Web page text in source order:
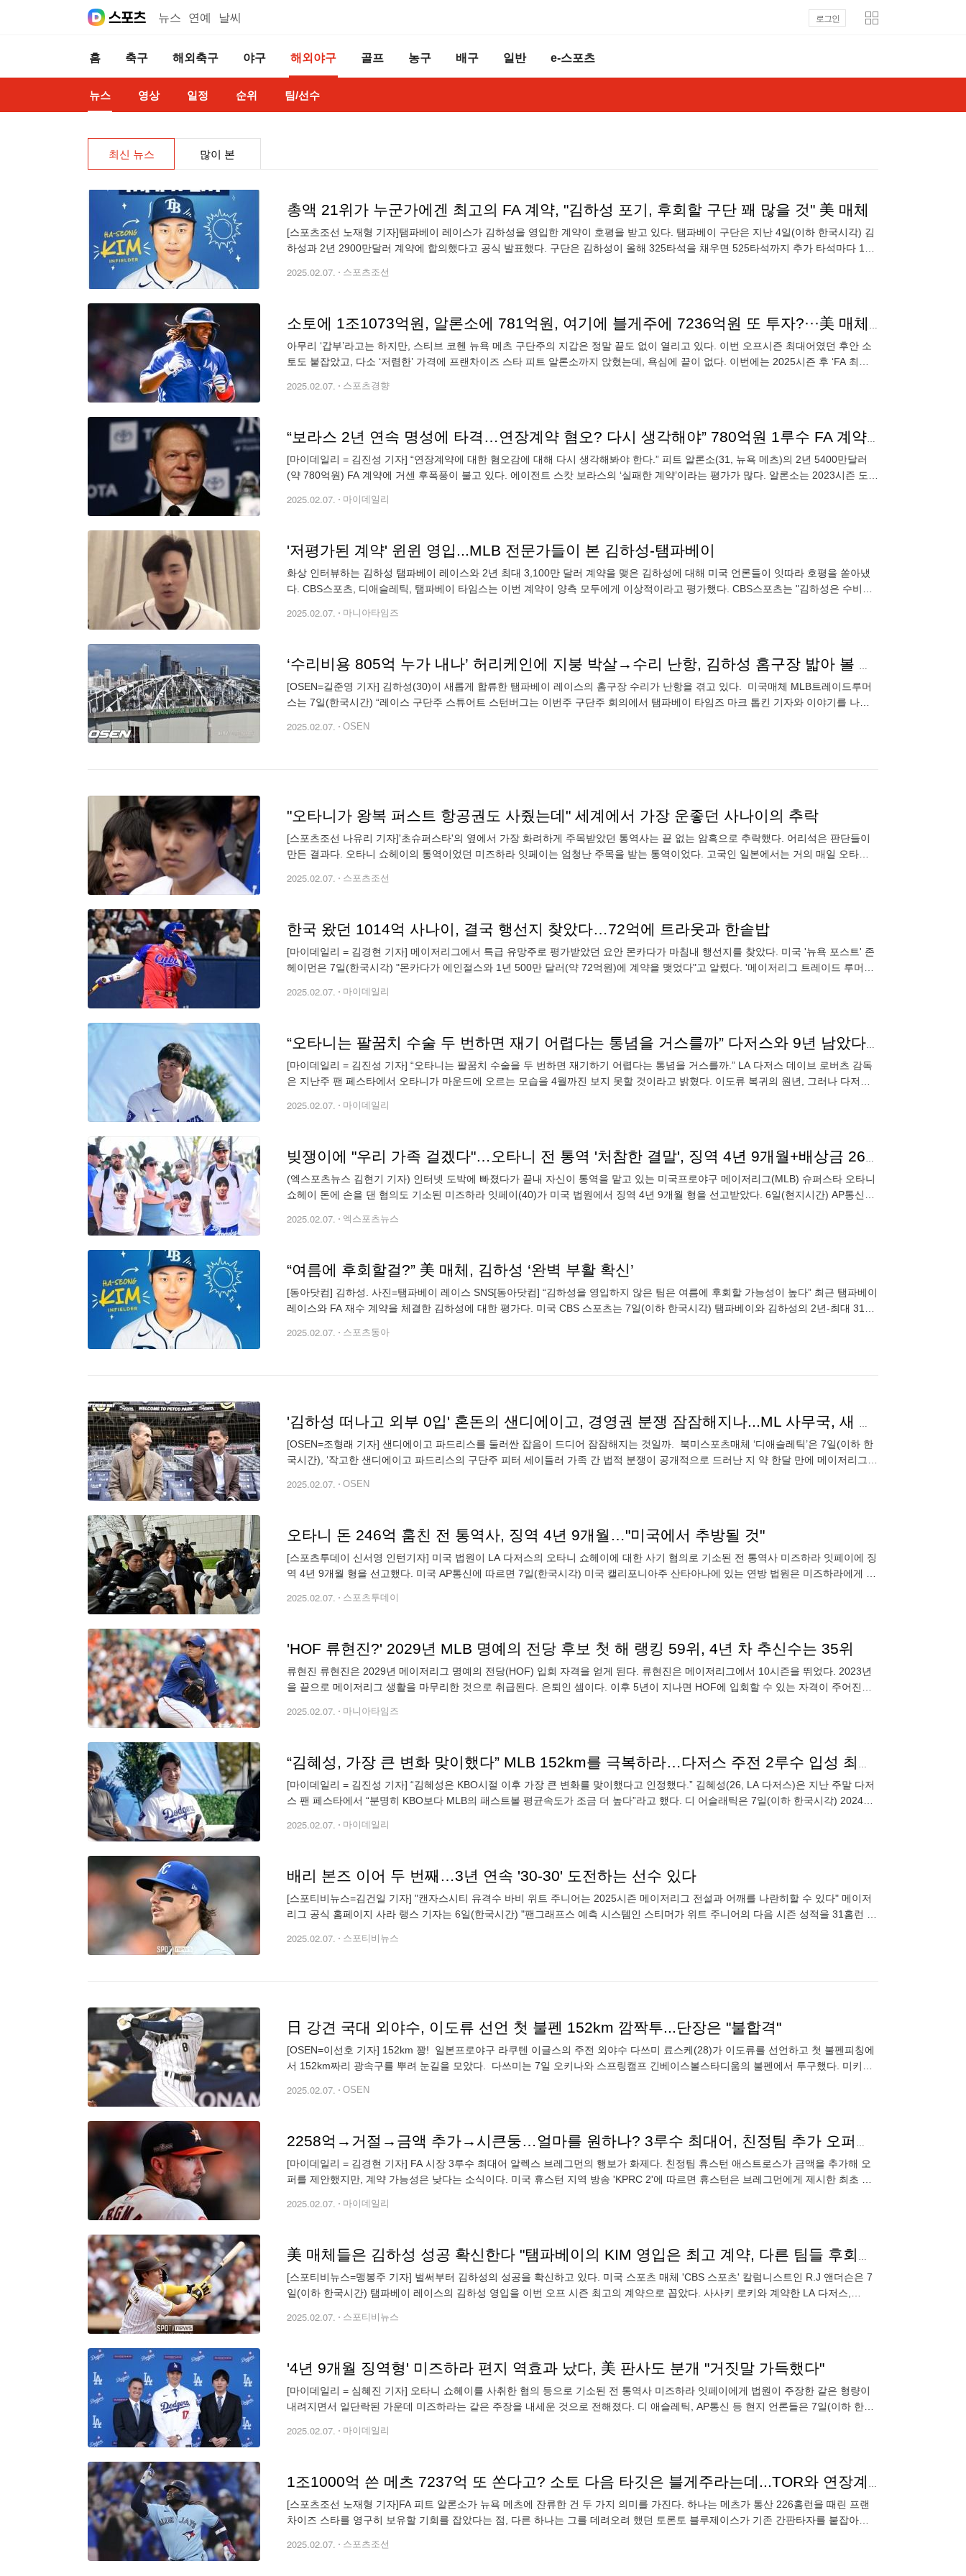
뉴스 연예 날씨 로그인
홈 축구 해외축구 야구 해외야구 골프 농구 배구 일반 e-스포츠
뉴스 영상 일정 순위 팀/선수
최신 뉴스 많이 본
총액 21위가 누군가에겐 최고의 FA 계약, "김하성 포기, 후회할 구단 꽤 많을 것" 美 매체
[스포츠조선 노재형 기자]탬파베이 레이스가 김하성을 영입한 계약이 호평을 받고 있다. 탬파베이 구단은 지난 4일(이하 한국시각) 김
하성과 2년 2900만달러 계약에 합의했다고 공식 발표했다. 구단은 김하성이 올해 325타석을 채우면 525타석까지 추가 타석마다 1만
2025.02.07. 스포츠조선
소토에 1조1073억원, 알론소에 781억원, 여기에 블게주에 7236억원 또 투자?···美 매체 “알론소 계약한 메츠, 블게주 관심 끌 것”
아무리 ‘갑부’라고는 하지만, 스티브 코헨 뉴욕 메츠 구단주의 지갑은 정말 끝도 없이 열리고 있다. 이번 오프시즌 최대어였던 후안 소
토도 붙잡았고, 다소 ‘저렴한’ 가격에 프랜차이즈 스타 피트 알론소까지 앉혔는데, 욕심에 끝이 없다. 이번에는 2025시즌 후 ‘FA 최대
2025.02.07. 스포츠경향
“보라스 2년 연속 명성에 타격…연장계약 혐오? 다시 생각해야” 780억원 1루수 FA 계약 ‘거센 후폭풍’
[마이데일리 = 김진성 기자] “연장계약에 대한 혐오감에 대해 다시 생각해봐야 한다.” 피트 알론소(31, 뉴욕 메츠)의 2년 5400만달러
(약 780억원) FA 계약에 거센 후폭풍이 불고 있다. 에이전트 스캇 보라스의 ‘실패한 계약’이라는 평가가 많다. 알론소는 2023시즌 도중
2025.02.07. 마이데일리
'저평가된 계약' 윈윈 영입...MLB 전문가들이 본 김하성-탬파베이
화상 인터뷰하는 김하성 탬파베이 레이스와 2년 최대 3,100만 달러 계약을 맺은 김하성에 대해 미국 언론들이 잇따라 호평을 쏟아냈
다. CBS스포츠, 디애슬레틱, 탬파베이 타임스는 이번 계약이 양측 모두에게 이상적이라고 평가했다. CBS스포츠는 "김하성은 수비와
2025.02.07. 마니아타임즈
‘수리비용 805억 누가 내나’ 허리케인에 지붕 박살→수리 난항, 김하성 홈구장 밟아 볼 수 있을까
[OSEN=길준영 기자] 김하성(30)이 새롭게 합류한 탬파베이 레이스의 홈구장 수리가 난항을 겪고 있다. 미국매체 MLB트레이드루머
스는 7일(한국시간) “레이스 구단주 스튜어트 스턴버그는 이번주 구단주 회의에서 탬파베이 타임즈 마크 톱킨 기자와 이야기를 나눴
2025.02.07. OSEN
"오타니가 왕복 퍼스트 항공권도 사줬는데" 세계에서 가장 운좋던 사나이의 추락
[스포츠조선 나유리 기자]'초슈퍼스타'의 옆에서 가장 화려하게 주목받았던 통역사는 끝 없는 암흑으로 추락했다. 어리석은 판단들이
만든 결과다. 오타니 쇼헤이의 통역이었던 미즈하라 잇페이는 엄청난 주목을 받는 통역이었다. 고국인 일본에서는 거의 매일 오타니
2025.02.07. 스포츠조선
한국 왔던 1014억 사나이, 결국 행선지 찾았다…72억에 트라웃과 한솥밥
[마이데일리 = 김경현 기자] 메이저리그에서 특급 유망주로 평가받았던 요안 몬카다가 마침내 행선지를 찾았다. 미국 '뉴욕 포스트' 존
헤이먼은 7일(한국시각) "몬카다가 에인절스와 1년 500만 달러(약 72억원)에 계약을 맺었다"고 알렸다. '메이저리그 트레이드 루머스
2025.02.07. 마이데일리
“오타니는 팔꿈치 수술 두 번하면 재기 어렵다는 통념을 거스를까” 다저스와 9년 남았다…이도류 언제까지 할까
[마이데일리 = 김진성 기자] “오타니는 팔꿈치 수술을 두 번하면 재기하기 어렵다는 통념을 거스를까.” LA 다저스 데이브 로버츠 감독
은 지난주 팬 페스타에서 오타니가 마운드에 오르는 모습을 4월까진 보지 못할 것이라고 밝혔다. 이도류 복귀의 원년, 그러나 다저스
2025.02.07. 마이데일리
빚쟁이에 "우리 가족 걸겠다"…오타니 전 통역 '처참한 결말', 징역 4년 9개월+배상금 260억
(엑스포츠뉴스 김현기 기자) 인터넷 도박에 빠졌다가 끝내 자신이 통역을 맡고 있는 미국프로야구 메이저리그(MLB) 슈퍼스타 오타니
쇼헤이 돈에 손을 댄 혐의도 기소된 미즈하라 잇페이(40)가 미국 법원에서 징역 4년 9개월 형을 선고받았다. 6일(현지시간) AP통신과
2025.02.07. 엑스포츠뉴스
“여름에 후회할걸?” 美 매체, 김하성 ‘완벽 부활 확신’
[동아닷컴] 김하성. 사진=탬파베이 레이스 SNS[동아닷컴] “김하성을 영입하지 않은 팀은 여름에 후회할 가능성이 높다” 최근 탬파베이
레이스와 FA 재수 계약을 체결한 김하성에 대한 평가다. 미국 CBS 스포츠는 7일(이하 한국시각) 탬파베이와 김하성의 2년-최대 3100
2025.02.07. 스포츠동아
'김하성 떠나고 외부 0입' 혼돈의 샌디에이고, 경영권 분쟁 잠잠해지나...ML 사무국, 새 경영권자 승인
[OSEN=조형래 기자] 샌디에이고 파드리스를 둘러싼 잡음이 드디어 잠잠해지는 것일까. 북미스포츠매체 ‘디애슬레틱’은 7일(이하 한
국시간), ‘작고한 샌디에이고 파드리스의 구단주 피터 세이들러 가족 간 법적 분쟁이 공개적으로 드러난 지 약 한달 만에 메이저리그
2025.02.07. OSEN
오타니 돈 246억 훔친 전 통역사, 징역 4년 9개월…"미국에서 추방될 것"
[스포츠투데이 신서영 인턴기자] 미국 법원이 LA 다저스의 오타니 쇼헤이에 대한 사기 혐의로 기소된 전 통역사 미즈하라 잇페이에 징
역 4년 9개월 형을 선고했다. 미국 AP통신에 따르면 7일(한국시각) 미국 캘리포니아주 산타아나에 있는 연방 법원은 미즈하라에게 징
2025.02.07. 스포츠투데이
'HOF 류현진?' 2029년 MLB 명예의 전당 후보 첫 해 랭킹 59위, 4년 차 추신수는 35위
류현진 류현진은 2029년 메이저리그 명예의 전당(HOF) 입회 자격을 얻게 된다. 류현진은 메이저리그에서 10시즌을 뛰었다. 2023년
을 끝으로 메이저리그 생활을 마무리한 것으로 취급된다. 은퇴인 셈이다. 이후 5년이 지나면 HOF에 입회할 수 있는 자격이 주어진다.
2025.02.07. 마니아타임즈
“김혜성, 가장 큰 변화 맞이했다” MLB 152km를 극복하라…다저스 주전 2루수 입성 최대화두
[마이데일리 = 김진성 기자] “김혜성은 KBO시절 이후 가장 큰 변화를 맞이했다고 인정했다.” 김혜성(26, LA 다저스)은 지난 주말 다저
스 팬 페스타에서 “분명히 KBO보다 MLB의 패스트볼 평균속도가 조금 더 높다”라고 했다. 디 어슬래틱은 7일(이하 한국시각) 2024시
2025.02.07. 마이데일리
배리 본즈 이어 두 번째…3년 연속 '30-30' 도전하는 선수 있다
[스포티비뉴스=김건일 기자] "캔자스시티 유격수 바비 위트 주니어는 2025시즌 메이저리그 전설과 어깨를 나란히할 수 있다" 메이저
리그 공식 홈페이지 사라 랭스 기자는 6일(한국시간) "팬그래프스 예측 시스템인 스티머가 위트 주니어의 다음 시즌 성적을 31홈런 36
2025.02.07. 스포티비뉴스
日 강견 국대 외야수, 이도류 선언 첫 불펜 152km 깜짝투...단장은 "불합격"
[OSEN=이선호 기자] 152km 꽝! 일본프로야구 라쿠텐 이글스의 주전 외야수 다쓰미 료스케(28)가 이도류를 선언하고 첫 불펜피칭에
서 152km짜리 광속구를 뿌려 눈길을 모았다. 다쓰미는 7일 오키나와 스프링캠프 긴베이스볼스타디움의 불펜에서 투구했다. 미키타
2025.02.07. OSEN
2258억→거절→금액 추가→시큰둥…얼마를 원하나? 3루수 최대어, 친정팀 추가 오퍼에도 요지부동
[마이데일리 = 김경현 기자] FA 시장 3루수 최대어 알렉스 브레그먼의 행보가 화제다. 친정팀 휴스턴 애스트로스가 금액을 추가해 오
퍼를 제안했지만, 계약 가능성은 낮다는 소식이다. 미국 휴스턴 지역 방송 'KPRC 2'에 따르면 휴스턴은 브레그먼에게 제시한 최초 제
2025.02.07. 마이데일리
美 매체들은 김하성 성공 확신한다 "탬파베이의 KIM 영입은 최고 계약, 다른 팀들 후회할 것"
[스포티비뉴스=맹봉주 기자] 벌써부터 김하성의 성공을 확신하고 있다. 미국 스포츠 매체 'CBS 스포츠' 칼럼니스트인 R.J 앤더슨은 7
일(이하 한국시간) 탬파베이 레이스의 김하성 영입을 이번 오프 시즌 최고의 계약으로 꼽았다. 사사키 로키와 계약한 LA 다저스,
2025.02.07. 스포티비뉴스
'4년 9개월 징역형' 미즈하라 편지 역효과 났다, 美 판사도 분개 "거짓말 가득했다"
[마이데일리 = 심혜진 기자] 오타니 쇼헤이를 사취한 혐의 등으로 기소된 전 통역사 미즈하라 잇페이에게 법원이 주장한 같은 형량이
내려지면서 일단락된 가운데 미즈하라는 같은 주장을 내세운 것으로 전해졌다. 디 애슬레틱, AP통신 등 현지 언론들은 7일(이하 한국
2025.02.07. 마이데일리
1조1000억 쓴 메츠 7237억 또 쏜다고? 소토 다음 타깃은 블게주라는데...TOR와 연장계약 or FA?
[스포츠조선 노재형 기자]FA 피트 알론소가 뉴욕 메츠에 잔류한 건 두 가지 의미를 가진다. 하나는 메츠가 통산 226홈런을 때린 프랜
차이즈 스타를 영구히 보유할 기회를 잡았다는 점, 다른 하나는 그를 데려오려 했던 토론토 블루제이스가 기존 간판타자를 붙잡아둬
2025.02.07. 스포츠조선